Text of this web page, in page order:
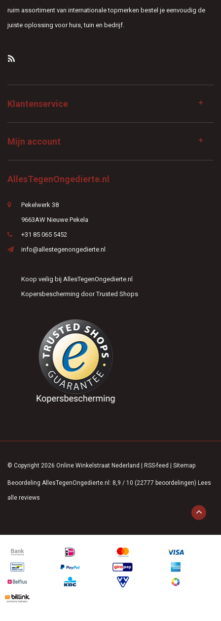
ruim assortiment van internationale topmerken bestel je eenvoudig de
juiste oplossing voor huis, tuin en bedrijf.
Klantenservice
Mijn account
AllesTegenOngedierte.nl
Pekelwerk 38
9663AW Nieuwe Pekela
+31 85 065 5452
info@allestegenongedierte.nl
Koop veilig bij AllesTegenOngedierte.nl
Kopersbescherming door Trusted Shops
© Copyright 2026 Online Winkelstraat Nederland | RSS-feed | Sitemap
Beoordeling AllesTegenOngedierte.nl : 8,9 / 10 (22777 beoordelingen) Lees
alle reviews